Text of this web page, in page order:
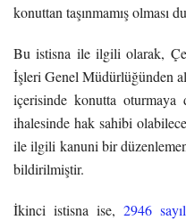
konuttan taşınmamış olması
Bu istisna ile ilgili olarak,
İşleri Genel Müdürlüğünden
içerisinde konutta oturmaya
ihalesinde hak sahibi
ile ilgili kanuni bir
bildirilmiştir.
İkinci istisna ise, 2946